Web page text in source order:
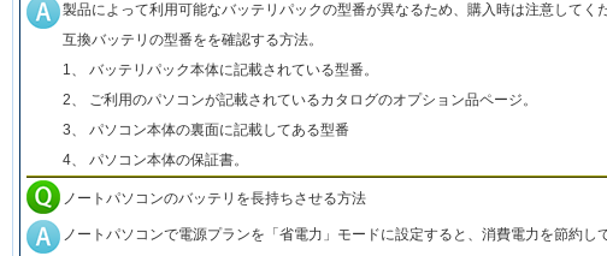
製品によって利用可能なバッテリパックの型番が異なるため、購入時は注意してく
互換バッテリの型番をを確認する方法。
1、 バッテリパック本体に記載されている型番。
2、 ご利用のパソコンが記載されているカタログのオプション品ページ。
3、 パソコン本体の裏面に記載してある型番
4、 パソコン本体の保証書。
ノートパソコンのバッテリを長持ちさせる方法
ノートパソコンで電源プランを「省電力」モードに設定すると、消費電力を節約し